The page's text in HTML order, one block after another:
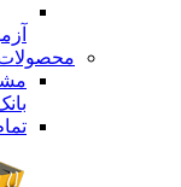
محصولات
بانک
تمام